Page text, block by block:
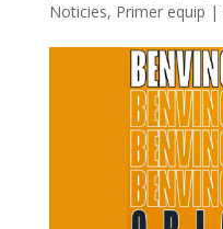
Noticies, Primer equip |